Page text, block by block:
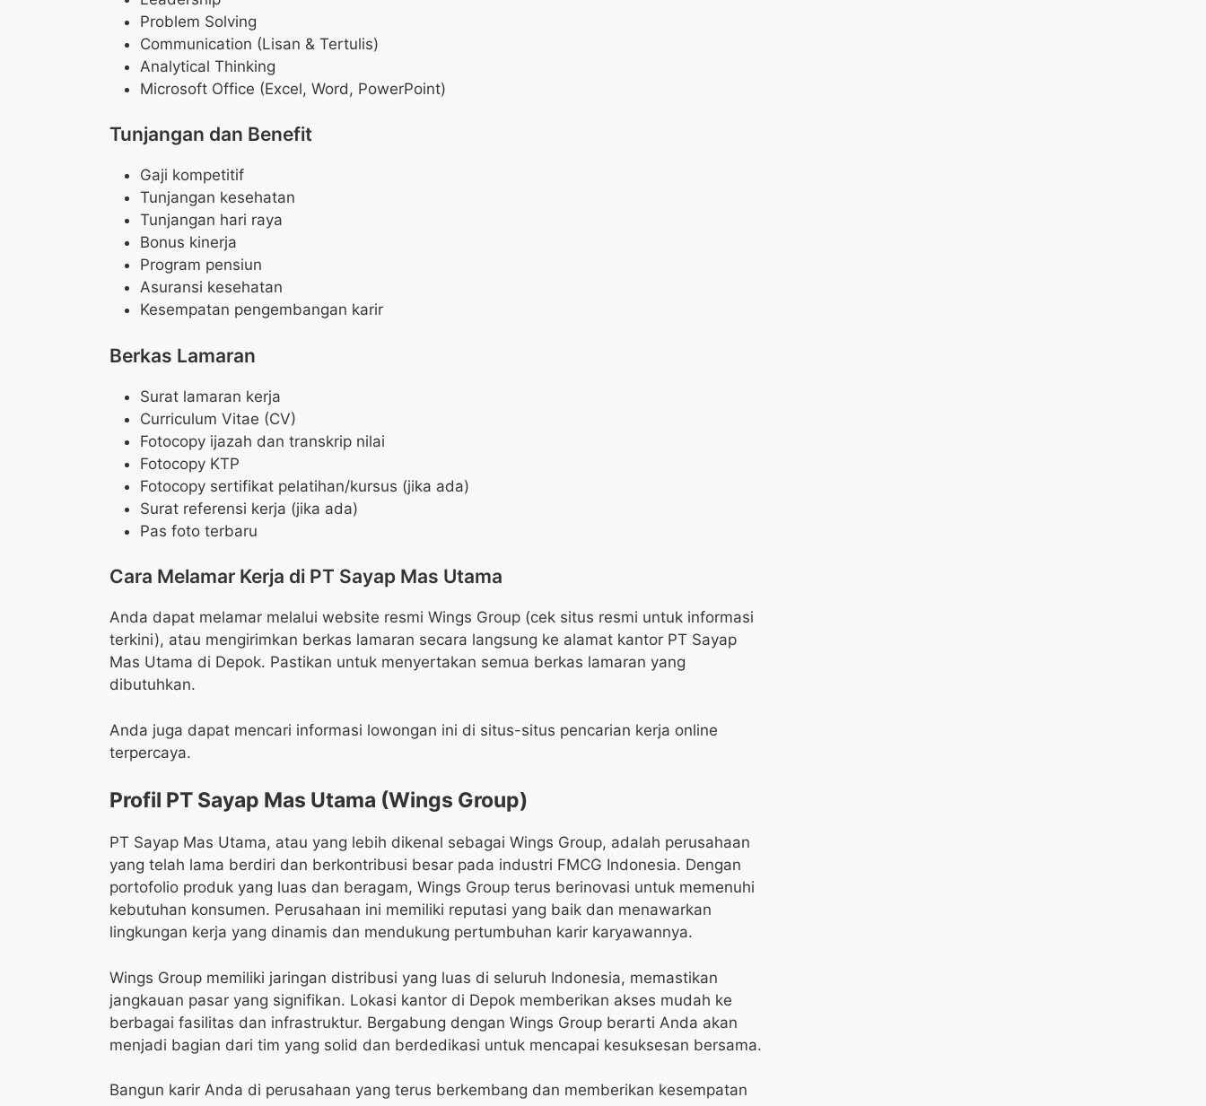
Problem Solving
Communication (Lisan & Tertulis)
Analytical Thinking
Microsoft Office (Excel, Word, PowerPoint)
Tunjangan dan Benefit
Gaji kompetitif
Tunjangan kesehatan
Tunjangan hari raya
Bonus kinerja
Program pensiun
Asuransi kesehatan
Kesempatan pengembangan karir
Berkas Lamaran
Surat lamaran kerja
Curriculum Vitae (CV)
Fotocopy ijazah dan transkrip nilai
Fotocopy KTP
Fotocopy sertifikat pelatihan/kursus (jika ada)
Surat referensi kerja (jika ada)
Pas foto terbaru
Cara Melamar Kerja di PT Sayap Mas Utama
Anda dapat melamar melalui website resmi Wings Group (cek situs resmi untuk informasi
terkini), atau mengirimkan berkas lamaran secara langsung ke alamat kantor PT Sayap
Mas Utama di Depok. Pastikan untuk menyertakan semua berkas lamaran yang
dibutuhkan.
Anda juga dapat mencari informasi lowongan ini di situs-situs pencarian kerja online
terpercaya.
Profil PT Sayap Mas Utama (Wings Group)
PT Sayap Mas Utama, atau yang lebih dikenal sebagai Wings Group, adalah perusahaan
yang telah lama berdiri dan berkontribusi besar pada industri FMCG Indonesia. Dengan
portofolio produk yang luas dan beragam, Wings Group terus berinovasi untuk memenuhi
kebutuhan konsumen. Perusahaan ini memiliki reputasi yang baik dan menawarkan
lingkungan kerja yang dinamis dan mendukung pertumbuhan karir karyawannya.
Wings Group memiliki jaringan distribusi yang luas di seluruh Indonesia, memastikan
jangkauan pasar yang signifikan. Lokasi kantor di Depok memberikan akses mudah ke
berbagai fasilitas dan infrastruktur. Bergabung dengan Wings Group berarti Anda akan
menjadi bagian dari tim yang solid dan berdedikasi untuk mencapai kesuksesan bersama.
Bangun karir Anda di perusahaan yang terus berkembang dan memberikan kesempatan